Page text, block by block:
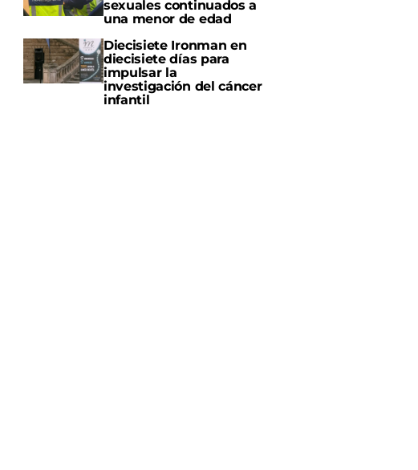
sexuales continuados a
una menor de edad
Diecisiete Ironman en
diecisiete días para
impulsar la
investigación del cáncer
infantil